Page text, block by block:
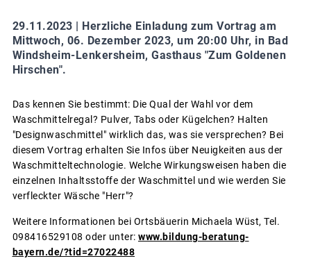
29.11.2023 | Herzliche Einladung zum Vortrag am
Mittwoch, 06. Dezember 2023, um 20:00 Uhr, in Bad
Windsheim-Lenkersheim, Gasthaus "Zum Goldenen
Hirschen".
Das kennen Sie bestimmt: Die Qual der Wahl vor dem
Waschmittelregal? Pulver, Tabs oder Kügelchen? Halten
"Designwaschmittel" wirklich das, was sie versprechen? Bei
diesem Vortrag erhalten Sie Infos über Neuigkeiten aus der
Waschmitteltechnologie. Welche Wirkungsweisen haben die
einzelnen Inhaltsstoffe der Waschmittel und wie werden Sie
verfleckter Wäsche "Herr"?
Weitere Informationen bei Ortsbäuerin Michaela Wüst, Tel.
098416529108 oder unter: www.bildung-beratung-
bayern.de/?tid=27022488